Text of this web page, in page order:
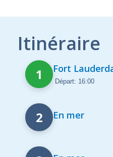
Itinéraire
1 Fort
Départ: 16:00
2 En mer